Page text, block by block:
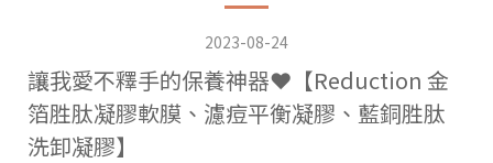
2023-08-24
讓我愛不釋手的保養神器❤️【Reduction 金
箔胜肽凝膠軟膜、濾痘平衡凝膠、藍銅胜肽
洗卸凝膠】